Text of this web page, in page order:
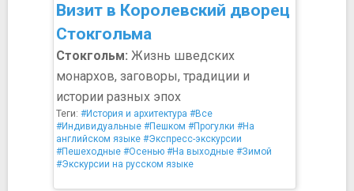
Визит в Королевский дворец
Стокгольма
Стокгольм: Жизнь шведских
монархов, заговоры, традиции и
истории разных эпох
Теги: #История и архитектура #Все
#Индивидуальные #Пешком #Прогулки #На
английском языке #Экспресс-экскурсии
#Пешеходные #Осенью #На выходные #Зимой
#Экскурсии на русском языке